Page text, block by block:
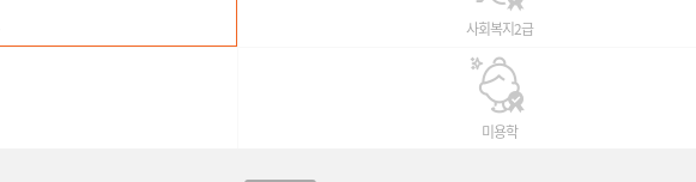
사회복지2급
미용학